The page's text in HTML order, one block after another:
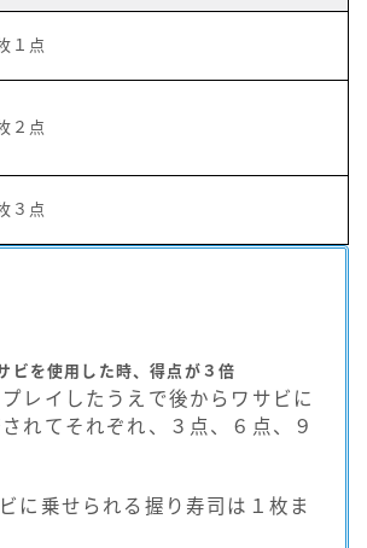
１点
２点
３点
ビを使用した時、得点が３倍
レイしたうえで後からワサビに
れてそれぞれ、３点、６点、９
に乗せられる握り寿司は１枚ま